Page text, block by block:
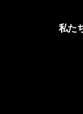
私た